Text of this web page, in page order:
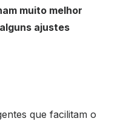
muito melhor
ajustes
que facilitam o